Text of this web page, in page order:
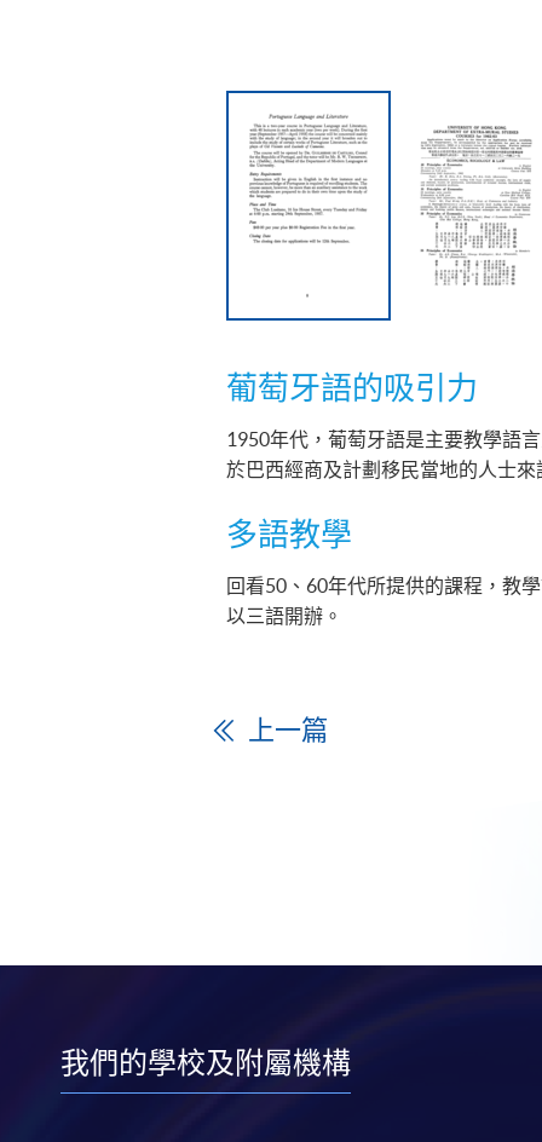
葡萄牙語的吸引力
1950年代，葡萄牙語是主要教學語
於巴西經商及計劃移民當地的人士
多語教學
回看50、60年代所提供的課程，教
以三語開辦。
上一篇
我們的學校及附屬機構